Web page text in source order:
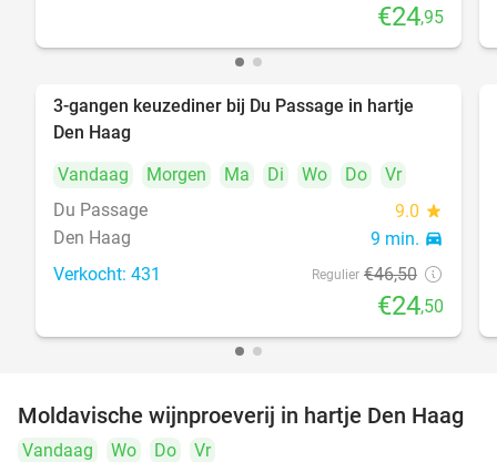
€24,95
47%
3-gangen keuzediner bij Du Passage in hartje
Den Haag
Vandaag
Morgen Ma Di Wo Do
Vr
Du Passage
9.0 star
Den Haag 9 min. directions_car
Verkocht: 431 Regulier €46,50
€24,50
39%
Moldavische wijnproeverij in hartje Den Haag
Vandaag Wo Do
Vr